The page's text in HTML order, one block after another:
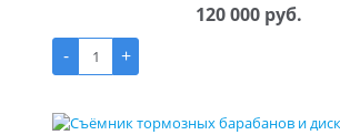
120 000 руб.
-
+